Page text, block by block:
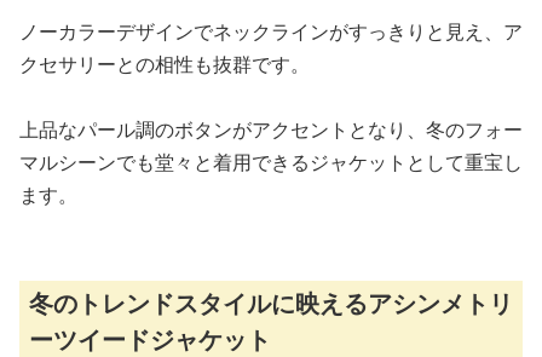
ノーカラーデザインでネックラインがすっきりと見え、ア
クセサリーとの相性も抜群です。
上品なパール調のボタンがアクセントとなり、冬のフォー
マルシーンでも堂々と着用できるジャケットとして重宝し
ます。
冬のトレンドスタイルに映えるアシンメトリ
ーツイードジャケット